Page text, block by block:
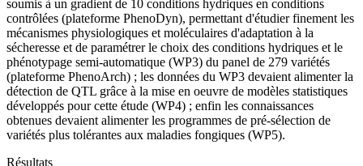
soumis à un gradient de 10 conditions hydriques en conditions
contrôlées (plateforme PhenoDyn), permettant d'étudier finement les
mécanismes physiologiques et moléculaires d'adaptation à la
sécheresse et de paramétrer le choix des conditions hydriques et le
phénotypage semi-automatique (WP3) du panel de 279 variétés
(plateforme PhenoArch) ; les données du WP3 devaient alimenter la
détection de QTL grâce à la mise en oeuvre de modèles statistiques
développés pour cette étude (WP4) ; enfin les connaissances
obtenues devaient alimenter les programmes de pré-sélection de
variétés plus tolérantes aux maladies fongiques (WP5).
Résultats